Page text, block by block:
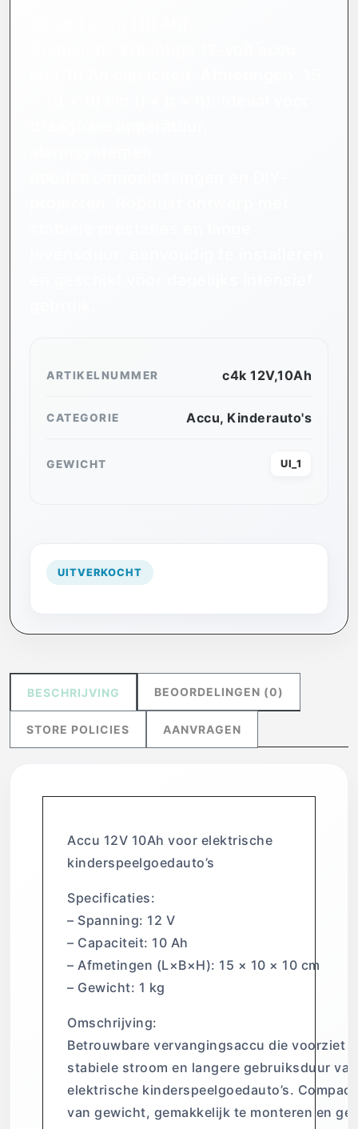
ARTIKELNUMMER c4k 12V,10Ah
CATEGORIE Accu, Kinderauto's
GEWICHT UI_1
UITVERKOCHT
BESCHRIJVING BEOORDELINGEN (0)
STORE POLICIES AANVRAGEN
Accu 12V 10Ah voor elektrische
kinderspeelgoedauto’s
Specificaties:
– Spanning: 12 V
– Capaciteit: 10 Ah
– Afmetingen (L×B×H): 15 × 10 × 10 cm
– Gewicht: 1 kg
Omschrijving:
Betrouwbare vervangingsaccu die voorziet
stabiele stroom en langere gebruiksduur van
elektrische kinderspeelgoedauto’s.
van gewicht, gemakkelijk te monteren en